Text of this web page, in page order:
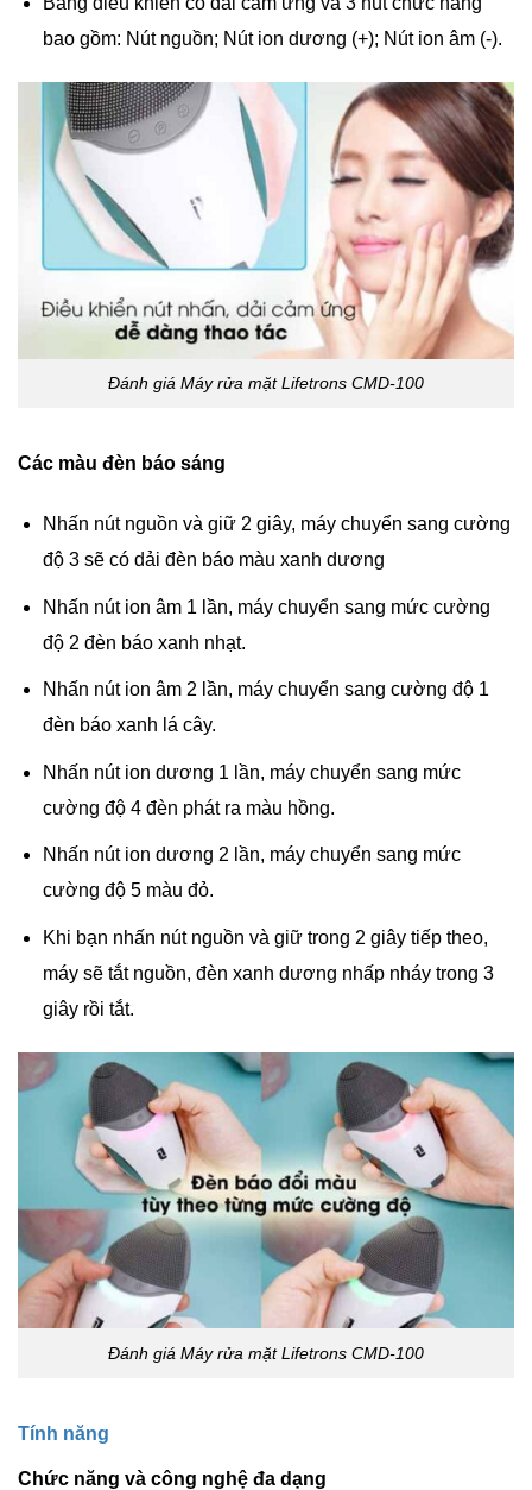
bao gồm: Nút nguồn; Nút ion dương (+); Nút ion âm (-).
Đánh giá Máy rửa mặt Lifetrons CMD-100
Các màu đèn báo sáng
Nhấn nút nguồn và giữ 2 giây, máy chuyển sang cường
độ 3 sẽ có dải đèn báo màu xanh dương
Nhấn nút ion âm 1 lần, máy chuyển sang mức cường
độ 2 đèn báo xanh nhạt.
Nhấn nút ion âm 2 lần, máy chuyển sang cường độ 1
đèn báo xanh lá cây.
Nhấn nút ion dương 1 lần, máy chuyển sang mức
cường độ 4 đèn phát ra màu hồng.
Nhấn nút ion dương 2 lần, máy chuyển sang mức
cường độ 5 màu đỏ.
Khi bạn nhấn nút nguồn và giữ trong 2 giây tiếp theo,
máy sẽ tắt nguồn, đèn xanh dương nhấp nháy trong 3
giây rồi tắt.
Đánh giá Máy rửa mặt Lifetrons CMD-100
Tính năng
Chức năng và công nghệ đa dạng